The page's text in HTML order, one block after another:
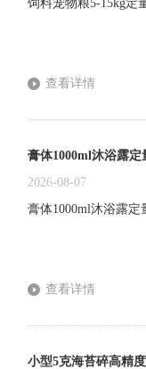
饲料宠物粮5-15kg定
查看详情
膏体1000ml沐浴露
2026-08-07
膏体1000ml沐浴露
查看详情
小型5克海苔碎高精